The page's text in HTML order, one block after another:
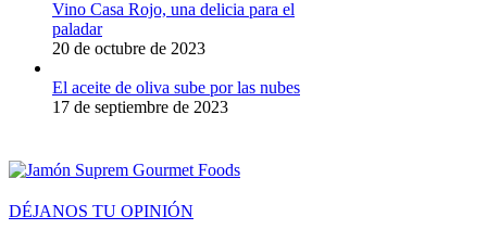
Vino Casa Rojo, una delicia para el
paladar
20 de octubre de 2023
El aceite de oliva sube por las nubes
17 de septiembre de 2023
DÉJANOS TU OPINIÓN